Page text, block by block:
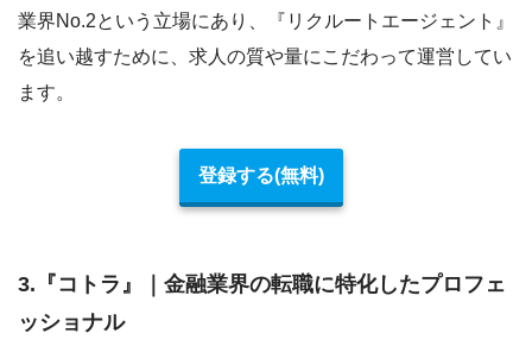
業界No.2という立場にあり、『リクルートエージェント』
を追い越すために、求人の質や量にこだわって運営してい
ます。
登録する(無料)
3.『コトラ』｜金融業界の転職に特化したプロフェ
ッショナル